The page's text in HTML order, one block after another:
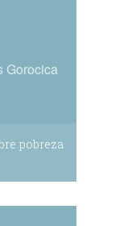
Gorocica
pobreza